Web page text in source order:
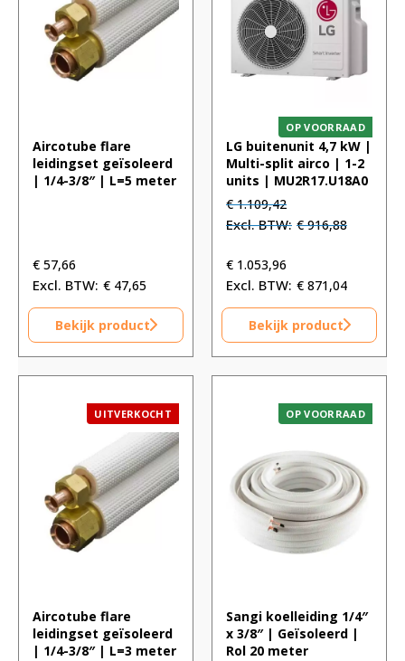
Aircotube flare
leidingset geïsoleerd
| 1/4-3/8″ | L=5 meter
€ 57,66
€ 47,65
Bekijk product
OP VOORRAAD
LG buitenunit 4,7 kW |
Multi-split airco | 1-2
units | MU2R17.U18A0
Oorspronkelijke
prijs
€ 1.109,42.
€1.109,42Huidige
prijs
€916,88
€ 1.053,96
€ 871,04
Bekijk product
UITVERKOCHT
Aircotube flare
leidingset geïsoleerd
| 1/4-3/8″ | L=3 meter
OP VOORRAAD
Sangi koelleiding 1/4″
x 3/8″ | Geïsoleerd |
Rol 20 meter